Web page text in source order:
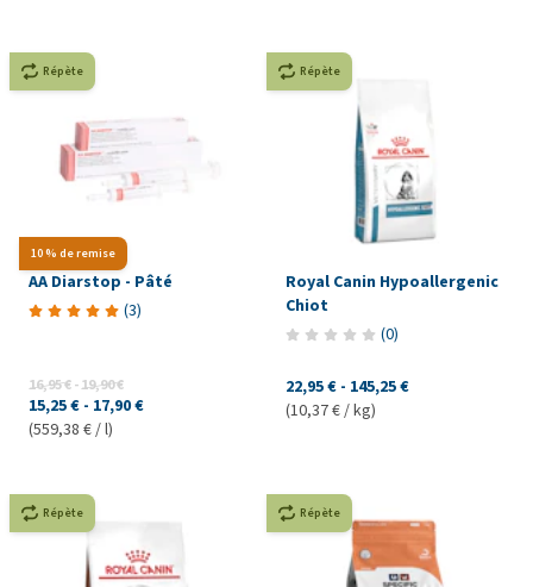
10 % de remise
Répète
AA Diarstop - Pâté
(3)
16,95 €-19,90 €
15,25 € - 17,90 €
(559,38 € / l)
Répète
Royal Canin Hypoallergenic
Chiot
(0)
22,95 € - 145,25 €
(10,37 € / kg)
Répète Répète